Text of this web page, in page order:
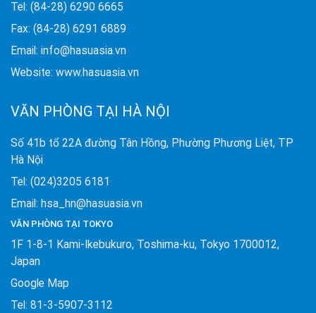
Tel: (84-28) 6290 6665
Fax: (84-28) 6291 6889
Email: info@hasuasia.vn
Website: www.hasuasia.vn
VĂN PHÒNG TẠI HÀ NỘI
Số 41b tổ 22A đường Tân Hồng, Phường Phương Liệt, TP
Hà Nội
Tel: (024)3205 6181
Email: hsa_hn@hasuasia.vn
VĂN PHÒNG TẠI TOKYO
1F 1-8-1 Kami-Ikebukuro, Toshima-ku, Tokyo 1700012,
Japan
Google Map
Tel: 81-3-5907-3112